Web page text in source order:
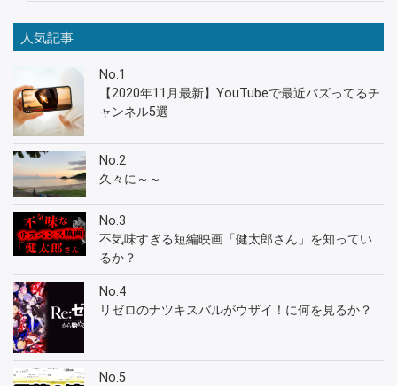
人気記事
No.1
【2020年11月最新】YouTubeで最近バズってるチ
ャンネル5選
No.2
久々に～～
No.3
不気味すぎる短編映画「健太郎さん」を知ってい
るか？
No.4
リゼロのナツキスバルがウザイ！に何を見るか？
No.5